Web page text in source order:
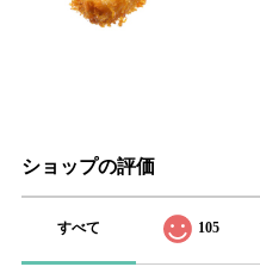
ショップの評価
すべて 105